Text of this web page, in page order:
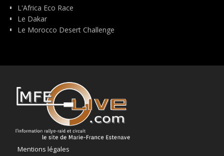
L'Africa Eco Race
Le Dakar
Le Morocco Desert Challenge
Mentions légales